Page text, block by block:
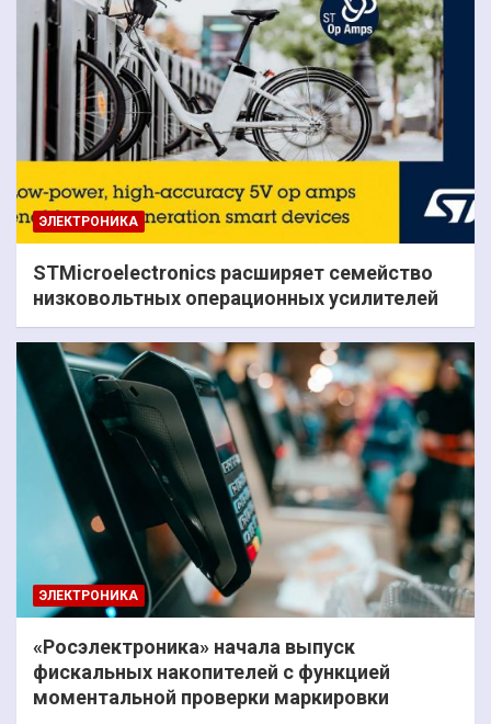
ЭЛЕКТРОНИКА
STMicroelectronics расширяет семейство
низковольтных операционных усилителей
ЭЛЕКТРОНИКА
«Росэлектроника» начала выпуск
фискальных накопителей с функцией
моментальной проверки маркировки